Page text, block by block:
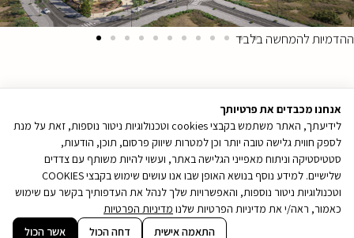
ההדמיות להמחשה בלבד
אנחנו מכבדים את פרטיותך
לידיעתך, האתר משתמש בקבצי cookies וטכנולוגיות ניטור נוספות, זאת על מנת
לספק חווית גלישה טובה יותר וכן למטרות שיווק פרסום, תוכן, הודעות,
סטטיסטיקה וניתוח מאפייני הגלישה באתר, ועשוי להיות משותף עם צדדים
שלישיים. למידע נוסף בנושא האופן שבו אנו עושים שימוש בקבצי COOKIES
וטכנולוגיות ניטור נוספות, והאפשרויות שלך לנהל את העדפותיך בקשר עם שימוש
כאמור, ראה/י את מדיניות הפרטיות שלנו מדיניות הפרטיות
התאמה אישית דחה הכול אשר הכול